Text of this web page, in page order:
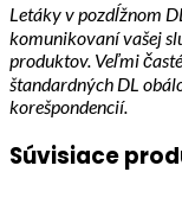
Letáky v pozdĺžnom
komunikovaní vašej
produktov. Veľmi
štandardných DL
korešpondencií.
Súvisiace